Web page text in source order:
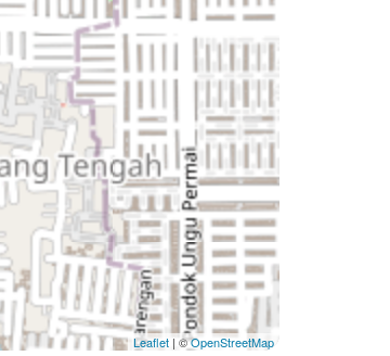
Leaflet | ©OpenStreetMap